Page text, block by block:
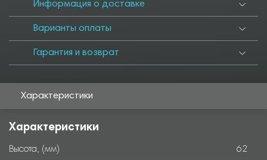
Информация о доставке
Варианты оплаты
Гарантия и возврат
Характеристики
Характеристики
Высота, (мм) 62